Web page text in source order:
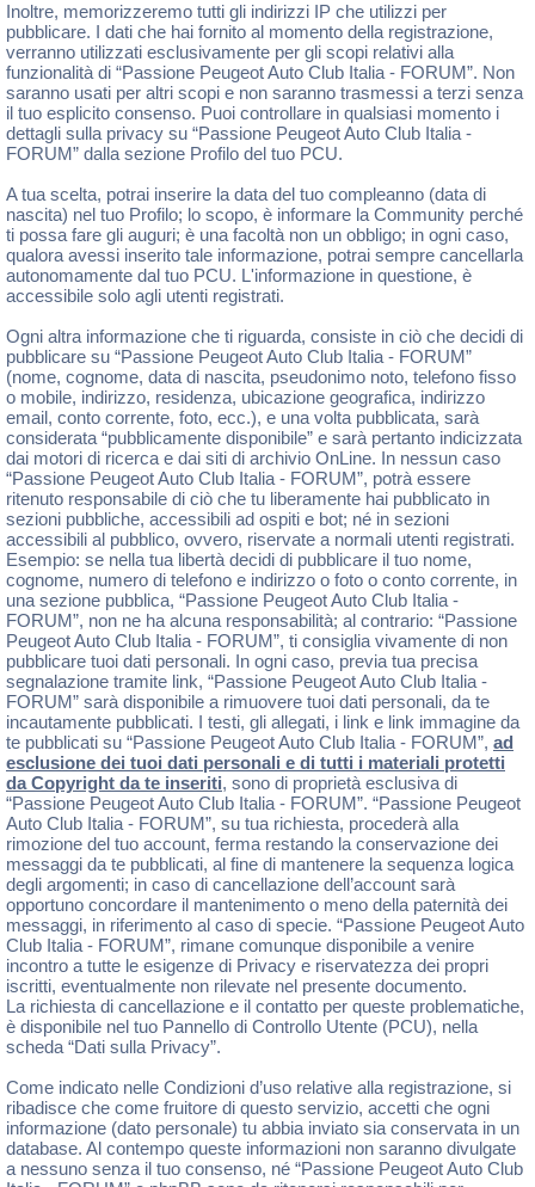
Inoltre, memorizzeremo tutti gli indirizzi IP che utilizzi per
pubblicare. I dati che hai fornito al momento della registrazione,
verranno utilizzati esclusivamente per gli scopi relativi alla
funzionalità di “Passione Peugeot Auto Club Italia - FORUM”. Non
saranno usati per altri scopi e non saranno trasmessi a terzi senza
il tuo esplicito consenso. Puoi controllare in qualsiasi momento i
dettagli sulla privacy su “Passione Peugeot Auto Club Italia -
FORUM” dalla sezione Profilo del tuo PCU.
A tua scelta, potrai inserire la data del tuo compleanno (data di
nascita) nel tuo Profilo; lo scopo, è informare la Community perché
ti possa fare gli auguri; è una facoltà non un obbligo; in ogni caso,
qualora avessi inserito tale informazione, potrai sempre cancellarla
autonomamente dal tuo PCU. L'informazione in questione, è
accessibile solo agli utenti registrati.
Ogni altra informazione che ti riguarda, consiste in ciò che decidi di
pubblicare su “Passione Peugeot Auto Club Italia - FORUM”
(nome, cognome, data di nascita, pseudonimo noto, telefono fisso
o mobile, indirizzo, residenza, ubicazione geografica, indirizzo
email, conto corrente, foto, ecc.), e una volta pubblicata, sarà
considerata “pubblicamente disponibile” e sarà pertanto indicizzata
dai motori di ricerca e dai siti di archivio OnLine. In nessun caso
“Passione Peugeot Auto Club Italia - FORUM”, potrà essere
ritenuto responsabile di ciò che tu liberamente hai pubblicato in
sezioni pubbliche, accessibili ad ospiti e bot; né in sezioni
accessibili al pubblico, ovvero, riservate a normali utenti registrati.
Esempio: se nella tua libertà decidi di pubblicare il tuo nome,
cognome, numero di telefono e indirizzo o foto o conto corrente, in
una sezione pubblica, “Passione Peugeot Auto Club Italia -
FORUM”, non ne ha alcuna responsabilità; al contrario: “Passione
Peugeot Auto Club Italia - FORUM”, ti consiglia vivamente di non
pubblicare tuoi dati personali. In ogni caso, previa tua precisa
segnalazione tramite link, “Passione Peugeot Auto Club Italia -
FORUM” sarà disponibile a rimuovere tuoi dati personali, da te
incautamente pubblicati. I testi, gli allegati, i link e link immagine da
te pubblicati su “Passione Peugeot Auto Club Italia - FORUM”, ad
esclusione dei tuoi dati personali e di tutti i materiali protetti
da Copyright da te inseriti, sono di proprietà esclusiva di
“Passione Peugeot Auto Club Italia - FORUM”. “Passione Peugeot
Auto Club Italia - FORUM”, su tua richiesta, procederà alla
rimozione del tuo account, ferma restando la conservazione dei
messaggi da te pubblicati, al fine di mantenere la sequenza logica
degli argomenti; in caso di cancellazione dell’account sarà
opportuno concordare il mantenimento o meno della paternità dei
messaggi, in riferimento al caso di specie. “Passione Peugeot Auto
Club Italia - FORUM”, rimane comunque disponibile a venire
incontro a tutte le esigenze di Privacy e riservatezza dei propri
iscritti, eventualmente non rilevate nel presente documento.
La richiesta di cancellazione e il contatto per queste problematiche,
è disponibile nel tuo Pannello di Controllo Utente (PCU), nella
scheda “Dati sulla Privacy”.
Come indicato nelle Condizioni d’uso relative alla registrazione, si
ribadisce che come fruitore di questo servizio, accetti che ogni
informazione (dato personale) tu abbia inviato sia conservata in un
database. Al contempo queste informazioni non saranno divulgate
a nessuno senza il tuo consenso, né “Passione Peugeot Auto Club